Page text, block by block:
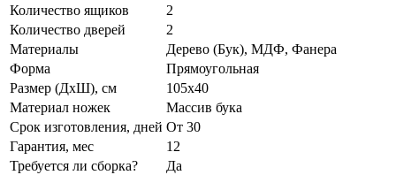
Количество ящиков
2
Количество дверей
2
Материалы
Дерево (Бук), МДФ, Фанера
Форма
Прямоугольная
Размер (ДхШ), см
105х40
Материал ножек
Массив бука
Срок изготовления, дней От 30
Гарантия, мес
12
Требуется ли сборка?
Да